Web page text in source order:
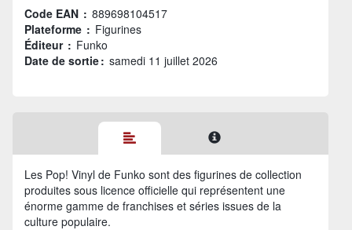
Code EAN : 889698104517
Plateforme : Figurines
Éditeur : Funko
Date de sortie : samedi 11 juillet 2026
Les Pop! Vinyl de Funko sont des figurines de collection
produites sous licence officielle qui représentent une
énorme gamme de franchises et séries issues de la
culture populaire.